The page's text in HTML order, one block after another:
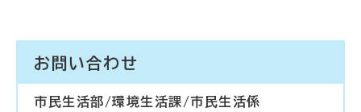
お問い合わせ
市民生活部/環境生活課/市民生活係